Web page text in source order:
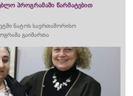
პროგრამაში წარმატებით
ნატოს საერთაშორისო
გაიმართა